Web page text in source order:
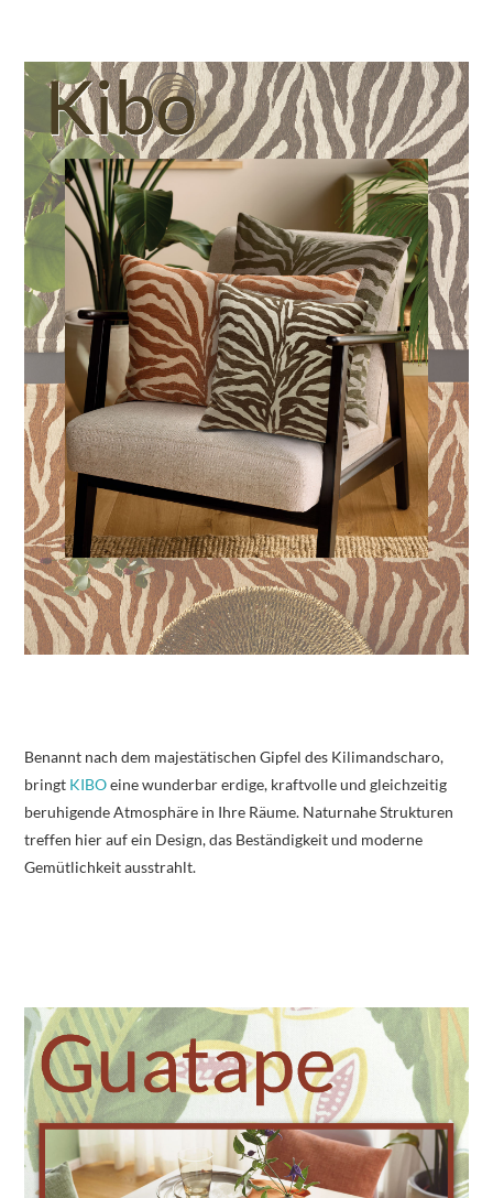
Benannt nach dem majestätischen Gipfel des Kilimandscharo,
bringt KIBOeine wunderbar erdige, kraftvolle und gleichzeitig
beruhigende Atmosphäre in Ihre Räume. Naturnahe Strukturen
treffen hier auf ein Design, das Beständigkeit und moderne
Gemütlichkeit ausstrahlt.